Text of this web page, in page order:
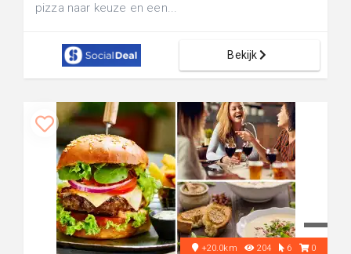
pizza naar keuze en een...
Bekijk
+20.0km 204 6 0